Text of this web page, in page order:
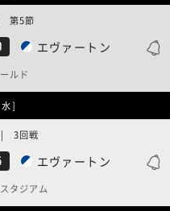
エヴァートン
第5節
ルド
]
エヴァートン
3回戦
タジアム